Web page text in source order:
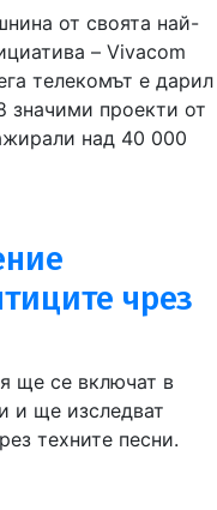
от своята най-
– Vivacom
телекомът е дарил
значими проекти от
над 40 000
чрез
ще се включат в
и ще изследват
техните песни.